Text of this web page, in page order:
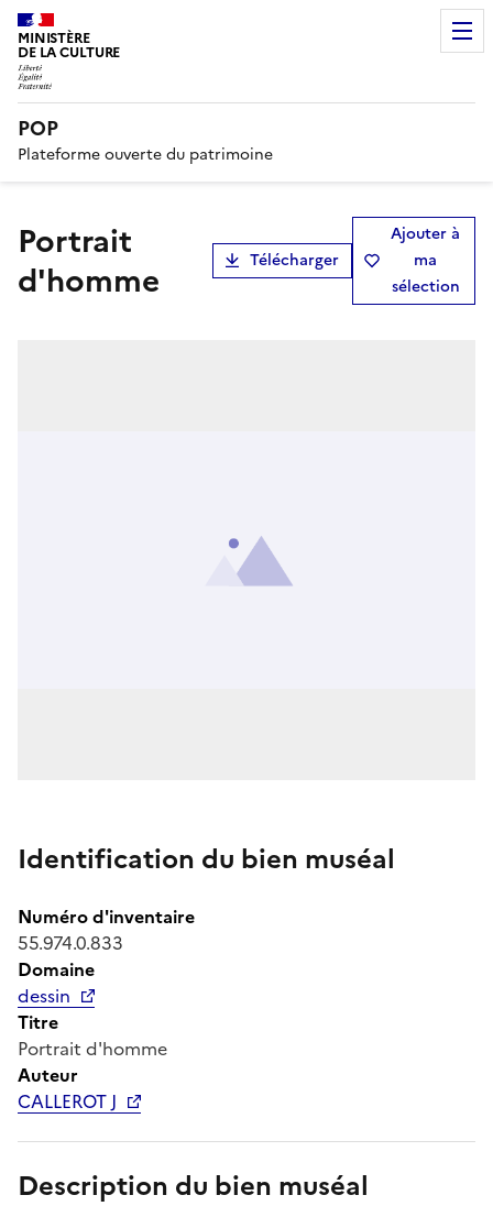
MINISTÈRE
DE LA CULTURE
POP
Plateforme ouverte du patrimoine
Portrait
d'homme
Télécharger
Ajouter à
ma
sélection
Identification du bien muséal
Numéro d'inventaire
55.974.0.833
Domaine
dessin
Titre
Portrait d'homme
Auteur
CALLEROT J
Description du bien muséal